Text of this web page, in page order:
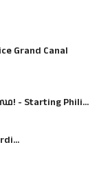
Canal
Starting Phili...